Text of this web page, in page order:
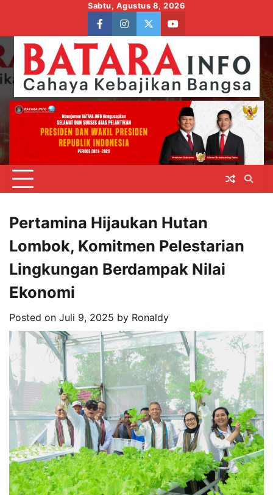
content
Sabtu, Agustus 8, 2026
facebookinstagram
twitteryoutube
Pertamina Hijaukan Hutan
Lombok, Komitmen Pelestarian
Lingkungan Berdampak Nilai
Ekonomi
Posted on Juli 9, 2025 by Ronaldy